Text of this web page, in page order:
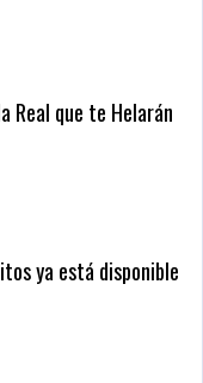
Real que te Helarán
ya está disponible